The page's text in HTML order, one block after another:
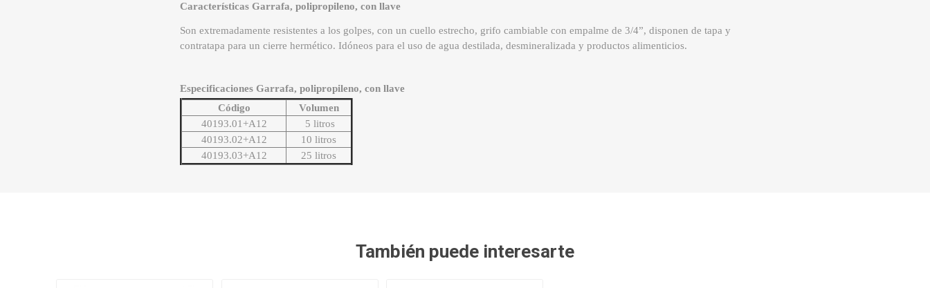
Características Garrafa, polipropileno, con llave
Son extremadamente resistentes a los golpes, con un cuello estrecho, grifo cambiable con empalme de3/4”, disponen de tapa y
contratapa para un cierre hermético. Idóneos para el uso de agua destilada,desmineralizada y productos alimenticios.
Especificaciones Garrafa, polipropileno, con llave
Código
Volumen
40193.01+A12
5 litros
40193.02+A12
10 litros
40193.03+A12
25 litros
También puede interesarte